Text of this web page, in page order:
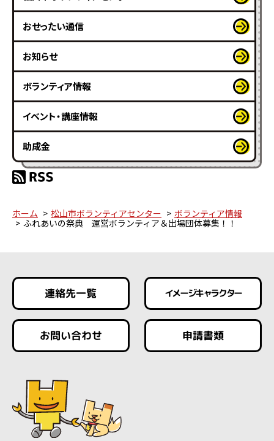
おせったい通信
お知らせ
ボランティア情報
イベント・講座情報
助成金
ホーム 松山市ボランティアセンター
ボランティア情報
ふれあいの祭典 運営ボランティア＆出場団体募集！！
連絡先一覧 イメージキャラクター
お問い合わせ 申請書類